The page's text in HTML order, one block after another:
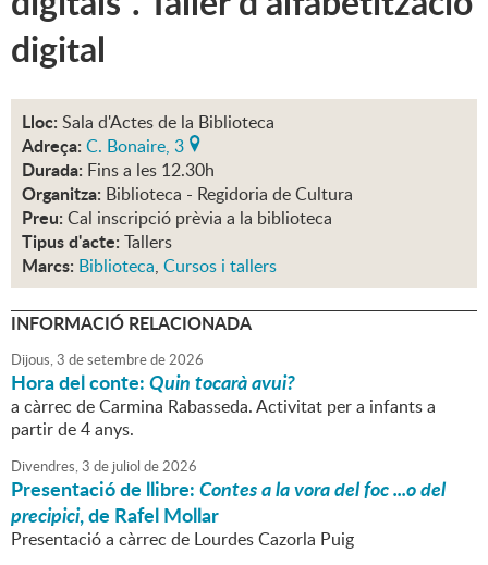
digital
Lloc: Sala d'Actes de la Biblioteca
Adreça: C. Bonaire, 3
Durada: Fins a les 12.30h
Organitza: Biblioteca - Regidoria de Cultura
Preu: Cal inscripció prèvia a la biblioteca
Tipus d'acte: Tallers
Marcs: Biblioteca, Cursos i tallers
INFORMACIÓ RELACIONADA
Dijous,3 desetembrede2026
Hora del conte:Quin tocarà avui?
a càrrec de Carmina Rabasseda. Activitat per a infants a
partir de 4 anys.
Divendres,3 de juliol de2026
Presentació de llibre:Contes a la vora del foc ...o del
precipici, de Rafel Mollar
Presentació a càrrec de Lourdes Cazorla Puig